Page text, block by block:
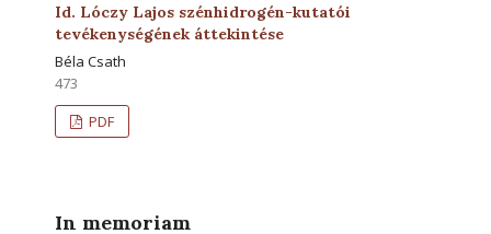
Id. Lóczy Lajos szénhidrogén-kutatói
tevékenységének áttekintése
Béla Csath
473
PDF
In memoriam